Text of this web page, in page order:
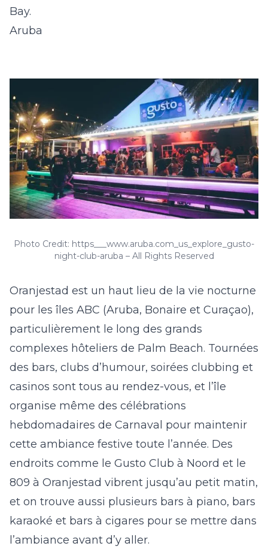
Bay.
Aruba
Photo Credit: https___www.aruba.com_us_explore_gusto-
night-club-aruba – All Rights Reserved
Oranjestad est un haut lieu de la vie nocturne
pour les îles ABC (Aruba, Bonaire et Curaçao),
particulièrement le long des grands
complexes hôteliers de Palm Beach. Tournées
des bars, clubs d’humour, soirées clubbing et
casinos sont tous au rendez-vous, et l’île
organise même des célébrations
hebdomadaires de Carnaval pour maintenir
cette ambiance festive toute l’année. Des
endroits comme le Gusto Club à Noord et le
809 à Oranjestad vibrent jusqu’au petit matin,
et on trouve aussi plusieurs bars à piano, bars
karaoké et bars à cigares pour se mettre dans
l’ambiance avant d’y aller.